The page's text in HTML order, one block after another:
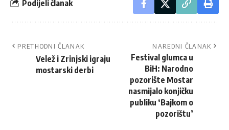
Podijeli članak
PRETHODNI ČLANAK
Velež i Zrinjski igraju
mostarski derbi
NAREDNI ČLANAK
Festival glumca u
BiH: Narodno
pozorište Mostar
nasmijalo konjičku
publiku ‘Bajkom o
pozorištu’